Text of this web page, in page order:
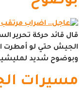
قال قائد حركة تحرير
الجيش حتي لو أمطرت
وبوضوح شديد
مسيرات